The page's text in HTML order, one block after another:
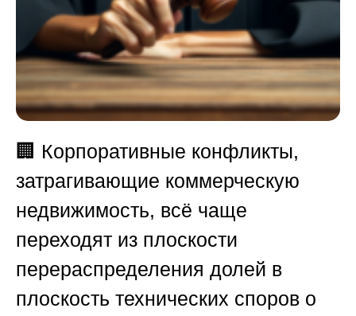
🏢 Корпоративные конфликты,
затрагивающие коммерческую
недвижимость, всё чаще
переходят из плоскости
перераспределения долей в
плоскость технических споров о